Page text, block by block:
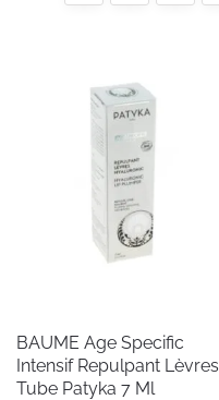
BAUME Age Specific
Intensif Repulpant Lèvres
Tube Patyka 7 Ml